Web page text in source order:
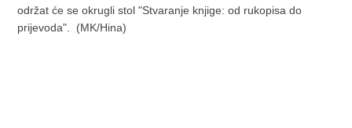
održat će se okrugli stol "Stvaranje knjige: od rukopisa do
prijevoda". (MK/Hina)